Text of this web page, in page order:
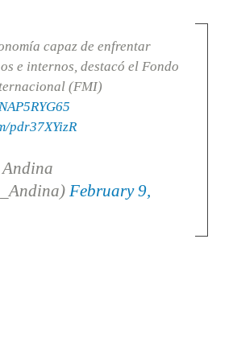
capaz de enfrentar
e internos, destacó el Fondo
(FMI)
pdr37XYizR
February 9,